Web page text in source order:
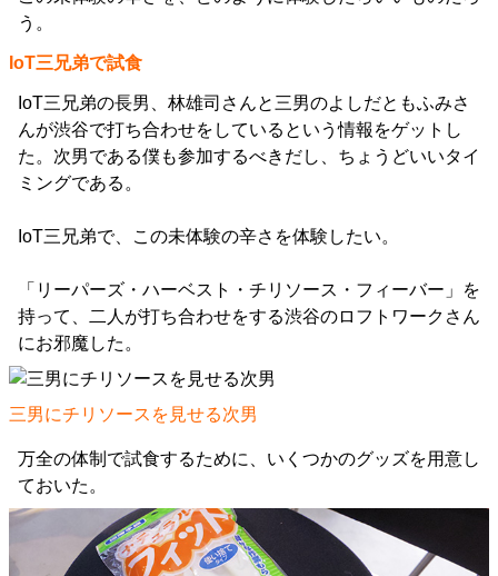
う。
IoT三兄弟で試食
IoT三兄弟の長男、林雄司さんと三男のよしだともふみさ
んが渋谷で打ち合わせをしているという情報をゲットし
た。次男である僕も参加するべきだし、ちょうどいいタイ
ミングである。
IoT三兄弟で、この未体験の辛さを体験したい。
「リーパーズ・ハーベスト・チリソース・フィーバー」を
持って、二人が打ち合わせをする渋谷のロフトワークさん
にお邪魔した。
三男にチリソースを見せる次男
万全の体制で試食するために、いくつかのグッズを用意し
ておいた。